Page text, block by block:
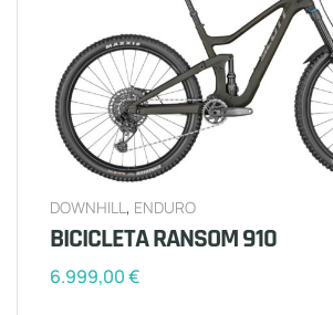
DOWNHILL , ENDURO
BICICLETA RANSOM 910
6.999,00€